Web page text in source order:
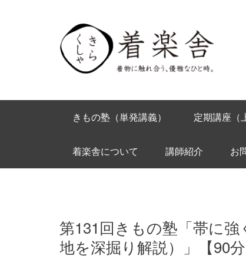
きもの塾（単発講義） 定期講座（
着楽舎について 講師紹介 お
第131回きもの塾「帯に
地を深掘り解説）」【90